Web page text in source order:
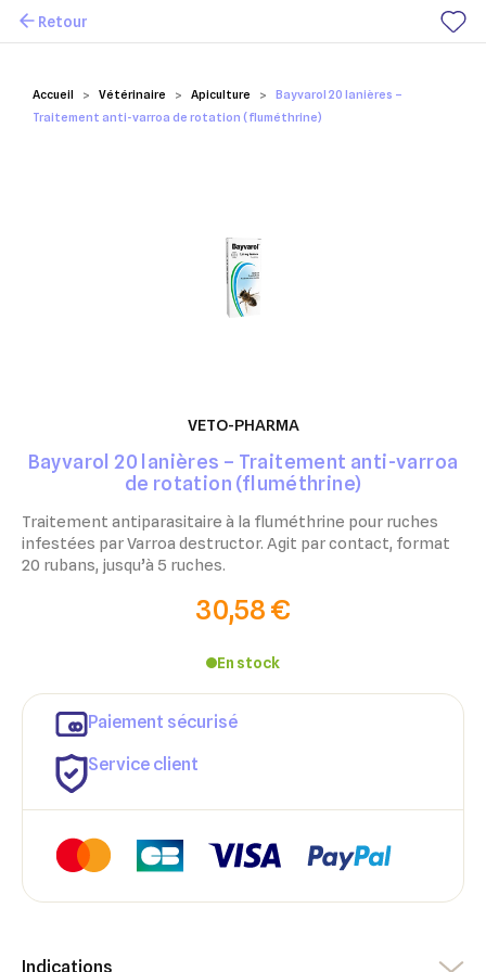
Mes favoris
Accueil Vétérinaire Apiculture
Bayvarol 20 lanières –
Traitement anti-varroa de rotation (fluméthrine)
Retour
VETO-PHARMA
Bayvarol 20 lanières – Traitement anti-varroa
de rotation (fluméthrine)
Traitement antiparasitaire à la fluméthrine pour ruches
infestées par Varroa destructor. Agit par contact, format
20 rubans, jusqu’à 5 ruches.
30,58 €
En stock
Paiement sécurisé
Service client
Indications